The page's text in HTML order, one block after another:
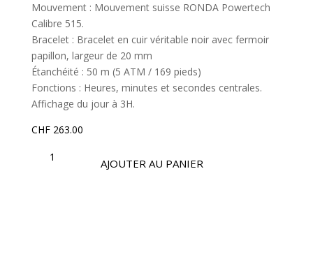
Mouvement : Mouvement suisse RONDA Powertech
Calibre 515.
Bracelet : Bracelet en cuir véritable noir avec fermoir
papillon, largeur de 20 mm
Étanchéité : 50 m (5 ATM / 169 pieds)
Fonctions : Heures, minutes et secondes centrales.
Affichage du jour à 3H.
CHF263.00
AJOUTER AU PANIER